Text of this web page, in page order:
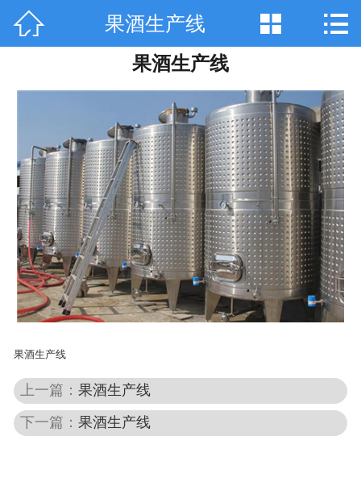
网站首页
产品中心
技术咨询
工程案例
厂房设备
销售网络
在线留言
 果酒生产线  
果酒生产线
果酒生产线
上一篇：果酒生产线
下一篇：果酒生产线